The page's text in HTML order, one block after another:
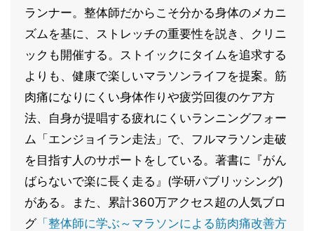
ランナー。整体師だからこそ分かる身体のメカニ
ズムを基に、ストレッチの重要性を説き、クリニ
ックも開催する。ストイックにタイムを追求する
よりも、健康で楽しいマラソンライフを提案。筋
肉痛になりにくい身体作りや疲労回復のケア方
法、自身が提唱する疲れにくいランニングフォー
ム「エンジョイラン走法」で、フルマラソン走破
を目指す人のサポートをしている。著書に『がん
ばらないで楽に長く走る』(学研パブリッシング)
がある。また、累計360万アクセス超の人気ブロ
グ「整体師に学ぶ～マラソンによる筋肉痛改善方